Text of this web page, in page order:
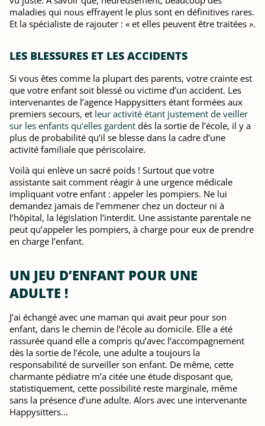
maladies qui nous effrayent le plus sont en définitives rares.
Et la spécialiste de rajouter : « et elles peuvent être traitées ».
LES BLESSURES ET LES ACCIDENTS
Si vous êtes comme la plupart des parents, votre crainte est
que votre enfant soit blessé ou victime d’un accident. Les
intervenantes de l’agence Happysitters étant formées aux
premiers secours, et leur activité étant justement de veiller
sur les enfants qu’elles gardent dès la sortie de l’école, il y a
plus de probabilité qu’il se blesse dans la cadre d’une
activité familiale que périscolaire.
Voilà qui enlève un sacré poids ! Surtout que votre
assistante sait comment réagir à une urgence médicale
impliquant votre enfant : appeler les pompiers. Ne lui
demandez jamais de l’emmener chez un docteur ni à
l’hôpital, la législation l’interdit. Une assistante parentale ne
peut qu’appeler les pompiers, à charge pour eux de prendre
en charge l’enfant.
UN JEU D’ENFANT POUR UNE
ADULTE !
J’ai échangé avec une maman qui avait peur pour son
enfant, dans le chemin de l’école au domicile. Elle a été
rassurée quand elle a compris qu’avec l’accompagnement
dès la sortie de l’école, une adulte a toujours la
responsabilité de surveiller son enfant. De même, cette
charmante pédiatre m’a citée une étude disposant que,
statistiquement, cette possibilité reste marginale, même
sans la présence d’une adulte. Alors avec une intervenante
Happysitters...